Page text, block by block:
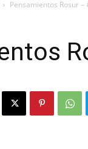
Pensamientos Rosur